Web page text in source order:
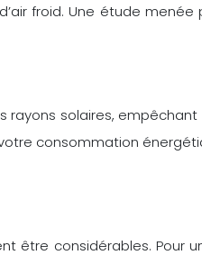
froid. Une étude
solaires,
consommation
être considérables. Pour